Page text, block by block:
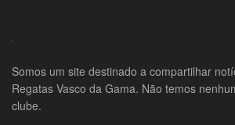
Somos um site destinado a compartilhar
Regatas Vasco da Gama. Não temos
clube.